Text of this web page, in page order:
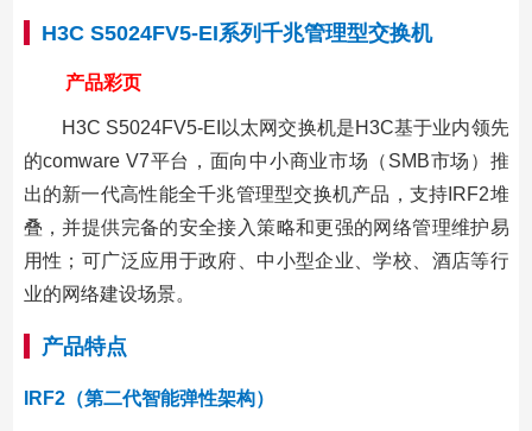
H3C S5024FV5-EI系列千兆管理型交换机
产品彩页
H3C S5024FV5-EI以太网交换机是H3C基于业内领先
的comware V7平台，面向中小商业市场（SMB市场）推
出的新一代高性能全千兆管理型交换机产品，支持IRF2堆
叠，并提供完备的安全接入策略和更强的网络管理维护易
用性；可广泛应用于政府、中小型企业、学校、酒店等行
业的网络建设场景。
产品特点
IRF2（第二代智能弹性架构）